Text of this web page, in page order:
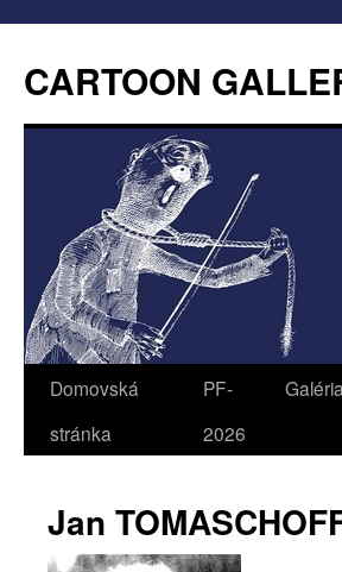
CARTOON
Domovská
stránka
PF-
2026
Galéria
Jan